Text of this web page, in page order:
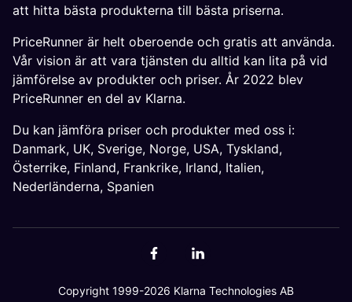
att hitta bästa produkterna till bästa priserna.
PriceRunner är helt oberoende och gratis att använda.
Vår vision är att vara tjänsten du alltid kan lita på vid
jämförelse av produkter och priser. År 2022 blev
PriceRunner en del av Klarna.
Du kan jämföra priser och produkter med oss i:
Danmark, UK, Sverige, Norge, USA, Tyskland,
Österrike, Finland, Frankrike, Irland, Italien,
Nederländerna, Spanien
Copyright 1999-2026 Klarna Technologies AB